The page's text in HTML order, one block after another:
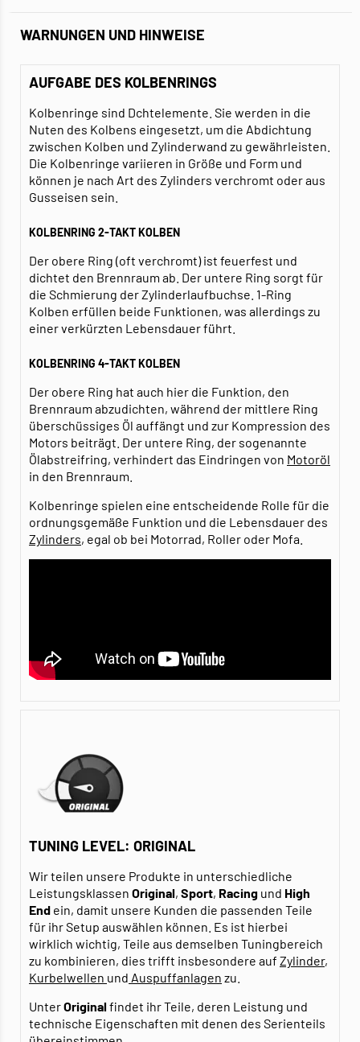
WARNUNGEN UND HINWEISE
AUFGABE DES KOLBENRINGS
Kolbenringe sind Dchtelemente. Sie werden in die
Nuten des Kolbens eingesetzt, um die Abdichtung
zwischen Kolben und Zylinderwand zu gewährleisten.
Die Kolbenringe variieren in Größe und Form und
können je nach Art des Zylinders verchromt oder aus
Gusseisen sein.
KOLBENRING 2-TAKT KOLBEN
Der obere Ring (oft verchromt) ist feuerfest und
dichtet den Brennraum ab. Der untere Ring sorgt für
die Schmierung der Zylinderlaufbuchse. 1-Ring
Kolben erfüllen beide Funktionen, was allerdings zu
einer verkürzten Lebensdauer führt.
KOLBENRING 4-TAKT KOLBEN
Der obere Ring hat auch hier die Funktion, den
Brennraum abzudichten, während der mittlere Ring
überschüssiges Öl auffängt und zur Kompression des
Motors beiträgt. Der untere Ring, der sogenannte
Ölabstreifring, verhindert das Eindringen von Motoröl
in den Brennraum.
Kolbenringe spielen eine entscheidende Rolle für die
ordnungsgemäße Funktion und die Lebensdauer des
Zylinders, egal ob bei Motorrad, Roller oder Mofa.
TUNING LEVEL: ORIGINAL
Wir teilen unsere Produkte in unterschiedliche
Leistungsklassen Original, Sport, Racing und High
End ein, damit unsere Kunden die passenden Teile
für ihr Setup auswählen können. Es ist hierbei
wirklich wichtig, Teile aus demselben Tuningbereich
zu kombinieren, dies trifft insbesondere auf Zylinder,
Kurbelwellen und Auspuffanlagen zu.
UnterOriginalfindet ihr Teile, deren Leistung und
technische Eigenschaften mit denen des Serienteils